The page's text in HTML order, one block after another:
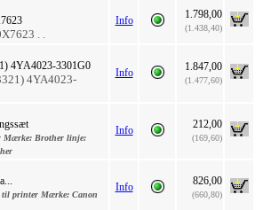
. .
Info 1.798,00
(1.438,40)
4YA4023-3301G0
4YA4023-
Info 1.847,00
(1.477,60)
Mærke: Brother linje:
Info 212,00
(169,60)
til printer Mærke: Canon
Info 826,00
(660,80)